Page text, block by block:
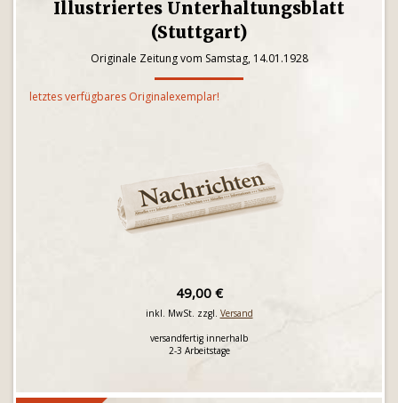
Illustriertes Unterhaltungsblatt
(Stuttgart)
Originale Zeitung vom Samstag, 14.01.1928
letztes verfügbares Originalexemplar!
49,00 €
inkl. MwSt. zzgl. Versand
versandfertig innerhalb
2-3 Arbeitstage